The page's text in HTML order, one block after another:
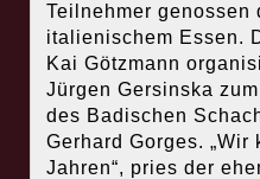
Teilnehmer genossen
italienischem Essen.
Kai Götzmann
Jürgen Gersinska
des Badischen
Gerhard Gorges.
Jahren“, pries der